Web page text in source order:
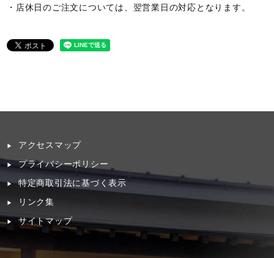
・店休日のご注文については、翌営業日の対応となります。
アクセスマップ
プライバシーポリシー
特定商取引法に基づく表示
リンク集
サイトマップ